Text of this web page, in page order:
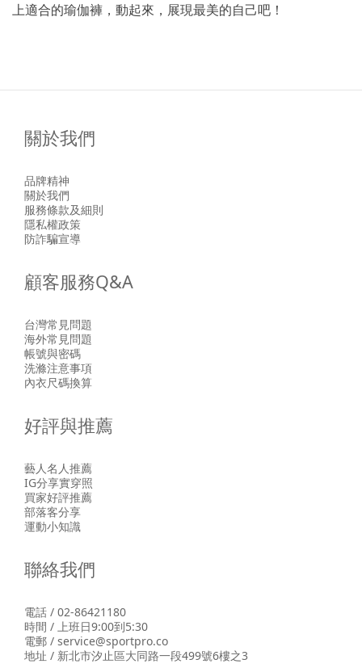
上適合的瑜伽褲，動起來，展現最美的自己吧！
關於我們
品牌精神
關於我們
服務條款及細則
隱私權政策
防詐騙宣導
顧客服務Q&A
台灣常見問題
海外常見問題
帳號與密碼
洗滌注意事項
內衣尺碼換算
好評與推薦
藝人名人推薦
IG分享實穿照
買家好評推薦
部落客分享
運動小知識
聯絡我們
電話 / 02-86421180
時間 / 上班日9:00到5:30
電郵 / service@sportpro.co
地址 / 新北市汐止區大同路一段499號6樓之3